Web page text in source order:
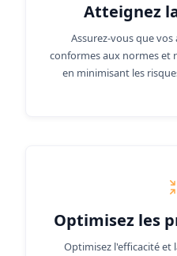
Atteignez
Assurez-vous que
conformes aux normes et
en minimisant les
Optimisez les
Optimisez l'efficacité et